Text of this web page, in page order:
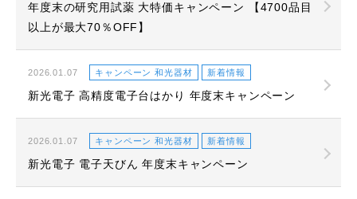
年度末の研究用試薬 大特価キャンペーン 【4700品目
以上が最大70％OFF】
2026.01.07 キャンペーン 和光器材 新着情報
新光電子 高精度電子台はかり 年度末キャンペーン
2026.01.07 キャンペーン 和光器材 新着情報
新光電子 電子天びん 年度末キャンペーン